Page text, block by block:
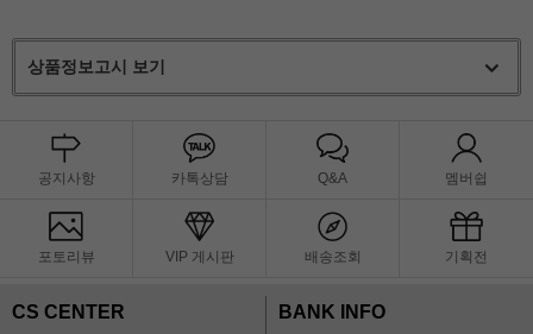
상품정보고시 보기
공지사항 카톡상담 Q&A 멤버쉽
포토리뷰 VIP 게시판 배송조회 기획전
CS CENTER BANK INFO